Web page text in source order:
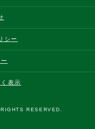
シー
表示
RESERVED.